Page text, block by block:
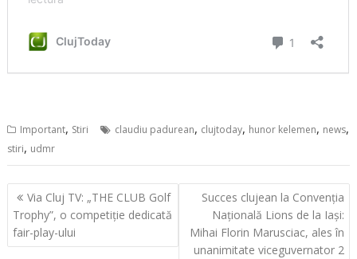
Important, Stiri claudiu padurean, clujtoday, hunor kelemen, news,
stiri, udmr
Navigare
în
articole
Via Cluj TV: „THE CLUB Golf
Trophy”, o competiție dedicată
fair-play-ului
Succes clujean la Convenția
Națională Lions de la Iași:
Mihai Florin Marusciac, ales în
unanimitate viceguvernator 2